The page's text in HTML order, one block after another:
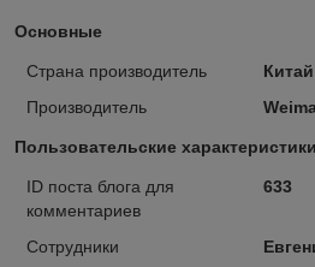
Основные
Страна производитель
Китай
Производитель
Пользовательские характеристики
ID поста блога для
комментариев
633
Сотрудники